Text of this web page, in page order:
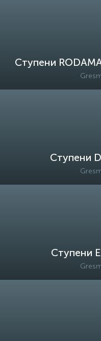
Ступени
Ступени
Ступени